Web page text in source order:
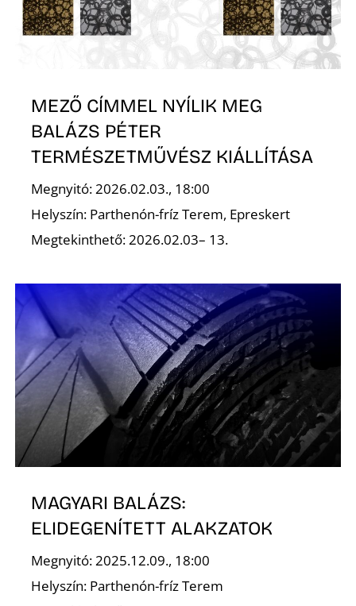
MEZŐ CÍMMEL NYÍLIK MEG
BALÁZS PÉTER
TERMÉSZETMŰVÉSZ KIÁLLÍTÁSA
Megnyitó: 2026.02.03., 18:00
Helyszín: Parthenón-fríz Terem, Epreskert
Megtekinthető: 2026.02.03– 13.
MAGYARI BALÁZS:
ELIDEGENÍTETT ALAKZATOK
Megnyitó: 2025.12.09., 18:00
Helyszín: Parthenón-fríz Terem